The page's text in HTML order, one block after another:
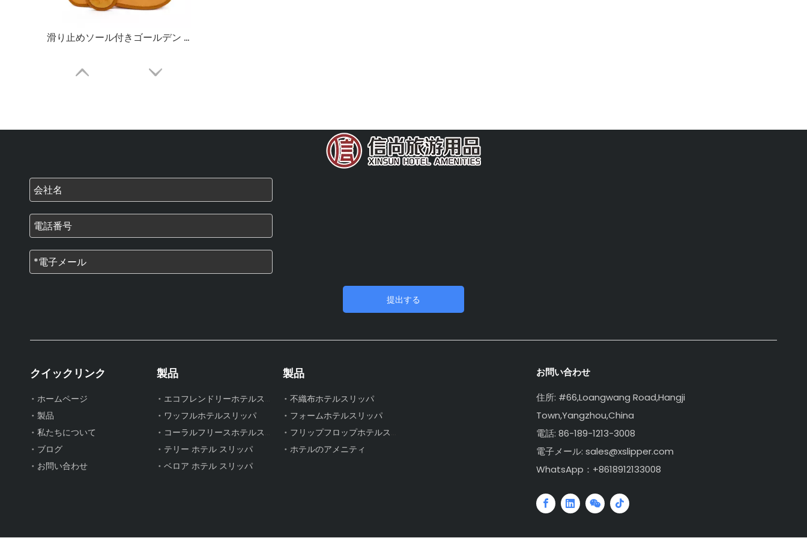
滑り止めソール付きゴールデン ベロア オープントゥ ホテル スパ スリッパ – 高級ゲスト用スリッパのバルク供給およびカスタム メーカー
滑り止めソール付きの使い捨てホワイトベロアホテルスパスリッパ – ゲスト用スリッパのバルク供給とカスタムメーカー
使い捨ての赤いベロアホテルスリッパ – 軽量生地のゲスト用スリッパのバルク供給とカスタムメーカー
提出する
クイックリンク
ホームページ
製品
私たちについて
ブログ
お問い合わせ
製品
ワッフルホテルスリッパ
テリー ホテル スリッパ
ベロア ホテル スリッパ
製品
不織布ホテルスリッパ
フォームホテルスリッパ
ホテルのアメニティ
お問い合わせ
住所: #66,Loangwang Road,Hangji
Town,Yangzhou,China
電話: 86-189-1213-3008
電子メール: sales@xslipper.com
WhatsApp：+8618912133008